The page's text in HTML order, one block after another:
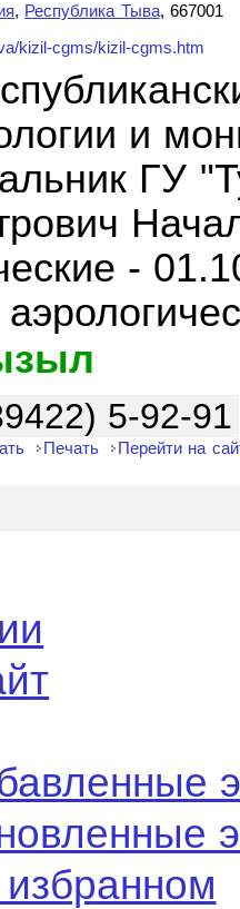
, Республика Тыва, 667001
kizil-cgms/kizil-cgms.htm
и
ГУ
-
5-92-91
Печать Перейти на